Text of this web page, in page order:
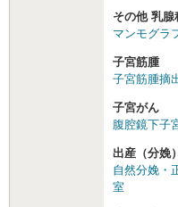
その他 乳腺
マンモグラ
子宮筋腫
子宮筋腫摘
子宮がん
腹腔鏡下子
出産（分娩）
自然分娩・
室